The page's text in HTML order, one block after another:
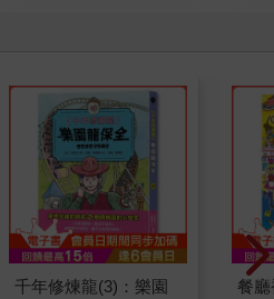
千年修煉龍(3)：樂園
餐